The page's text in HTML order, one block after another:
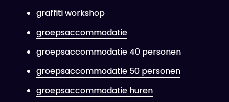
graffiti workshop
groepsaccommodatie
groepsaccommodatie 40 personen
groepsaccommodatie 50 personen
groepsaccommodatie huren